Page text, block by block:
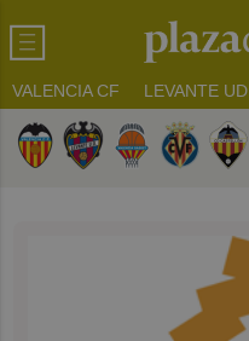
VALENCIA CF LEVANTE UD